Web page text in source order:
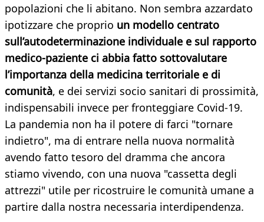
popolazioni che li abitano. Non sembra azzardato
ipotizzare che proprio un modello centrato
sull’autodeterminazione individuale e sul rapporto
medico-paziente ci abbia fatto sottovalutare
l’importanza della medicina territoriale e di
comunità, e dei servizi socio sanitari di prossimità,
indispensabili invece per fronteggiare Covid-19.
La pandemia non ha il potere di farci "tornare
indietro", ma di entrare nella nuova normalità
avendo fatto tesoro del dramma che ancora
stiamo vivendo, con una nuova "cassetta degli
attrezzi" utile per ricostruire le comunità umane a
partire dalla nostra necessaria interdipendenza.